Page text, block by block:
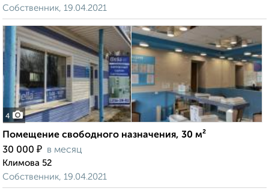
Собственник, 19.04.2021
4
Помещение свободного назначения, 30 м²
30 000 ₽ в месяц
Климова 52
Собственник, 19.04.2021